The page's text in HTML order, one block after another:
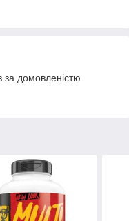
за домовленістю